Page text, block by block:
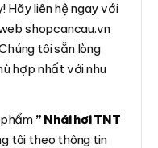
liên hệ ngay với
shopcancau.vn
tôi sẵn lòng
hợp nhất với nhu
” Nhái hơi TNT
tôi theo thông tin